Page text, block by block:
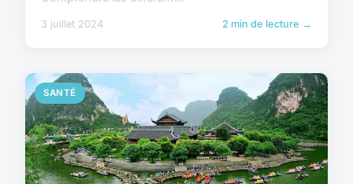
3 juillet 2024 2 min de lecture →
SANTÉ